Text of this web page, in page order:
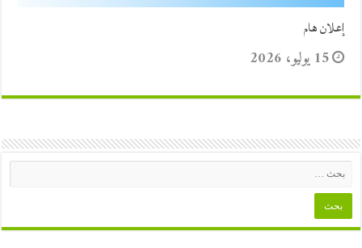
إعلان هام
15 يوليو، 2026